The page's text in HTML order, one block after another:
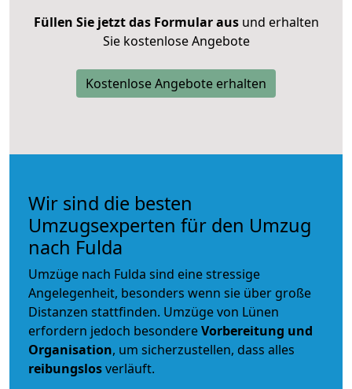
Füllen Sie jetzt das Formular ausund erhalten
Sie kostenlose Angebote
Kostenlose Angebote erhalten
Wir sind die besten
Umzugsexperten für den Umzug
nach Fulda
Umzüge nach Fulda sind eine stressige
Angelegenheit, besonders wenn sie über große
Distanzen stattfinden. Umzüge von Lünen
erfordern jedoch besondereVorbereitung und
Organisation, um sicherzustellen, dass alles
reibungslosverläuft.